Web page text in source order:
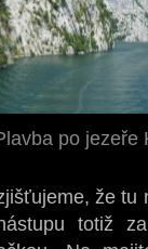
po jezeře
že
totiž